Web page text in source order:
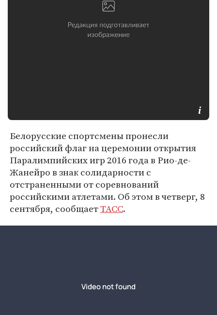
Белорусские спортсмены пронесли
российский флаг на церемонии открытия
Паралимпийских игр 2016 года в Рио-де-
Жанейро в знак солидарности с
отстраненными от соревнований
российскими атлетами. Об этом в четверг, 8
сентября, сообщаетТАСС.